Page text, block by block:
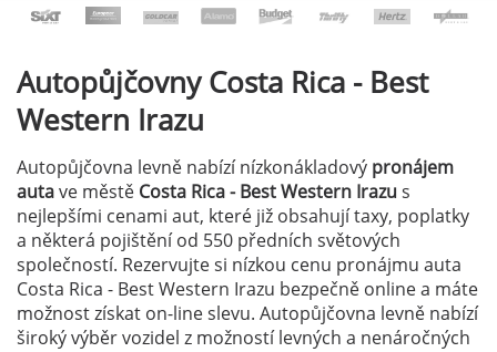
AutopůjčovnyCosta Rica - Best
Western Irazu
Autopůjčovna levně nabízí nízkonákladový pronájem
autave městě Costa Rica - Best Western Irazu s
nejlepšími cenami aut, které již obsahují taxy, poplatky
a některá pojištění od 550 předních světových
společností. Rezervujte si nízkou cenu pronájmu auta
Costa Rica - Best Western Irazu bezpečně online a máte
možnost získat on-line slevu. Autopůjčovna levně nabízí
široký výběr vozidel z možností levných a nenáročných